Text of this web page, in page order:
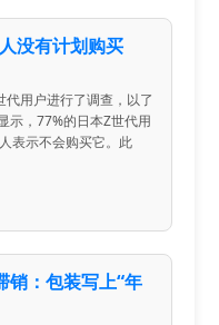
没有计划购买
代用户进行了调查，以了
示，77%的日本Z世代用
表示不会购买它。此
销：包装写上“年